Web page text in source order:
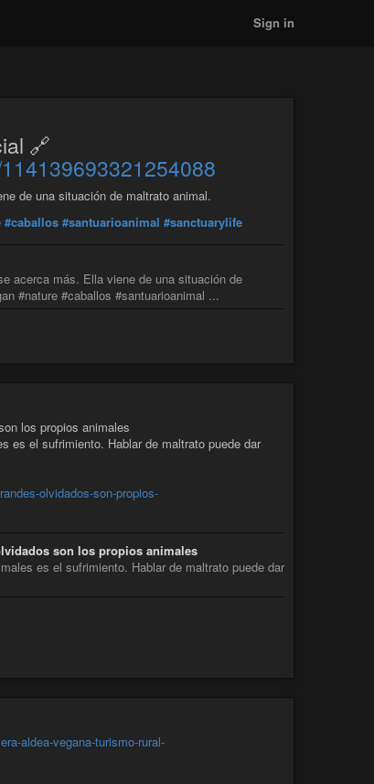
Sign in
🔗
de una situación de maltrato animal.
#caballos #santuarioanimal #sanctuarylife
acerca más. Ella viene de una situación de
#nature #caballos #santuarioanimal ...
los propios animales
es el sufrimiento. Hablar de maltrato puede dar
olvidados-son-propios-
son los propios animales
es el sufrimiento. Hablar de maltrato puede dar
aldea-vegana-turismo-rural-